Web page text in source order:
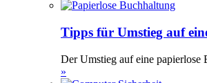
Tipps für Umstieg auf
Der Umstieg auf eine papierlose
»